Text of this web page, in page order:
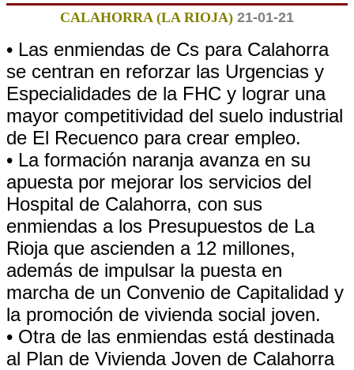
CALAHORRA (LA RIOJA) 21-01-21
• Las enmiendas de Cs para Calahorra
se centran en reforzar las Urgencias y
Especialidades de la FHC y lograr una
mayor competitividad del suelo industrial
de El Recuenco para crear empleo.
• La formación naranja avanza en su
apuesta por mejorar los servicios del
Hospital de Calahorra, con sus
enmiendas a los Presupuestos de La
Rioja que ascienden a 12 millones,
además de impulsar la puesta en
marcha de un Convenio de Capitalidad y
la promoción de vivienda social joven.
• Otra de las enmiendas está destinada
al Plan de Vivienda Joven de Calahorra